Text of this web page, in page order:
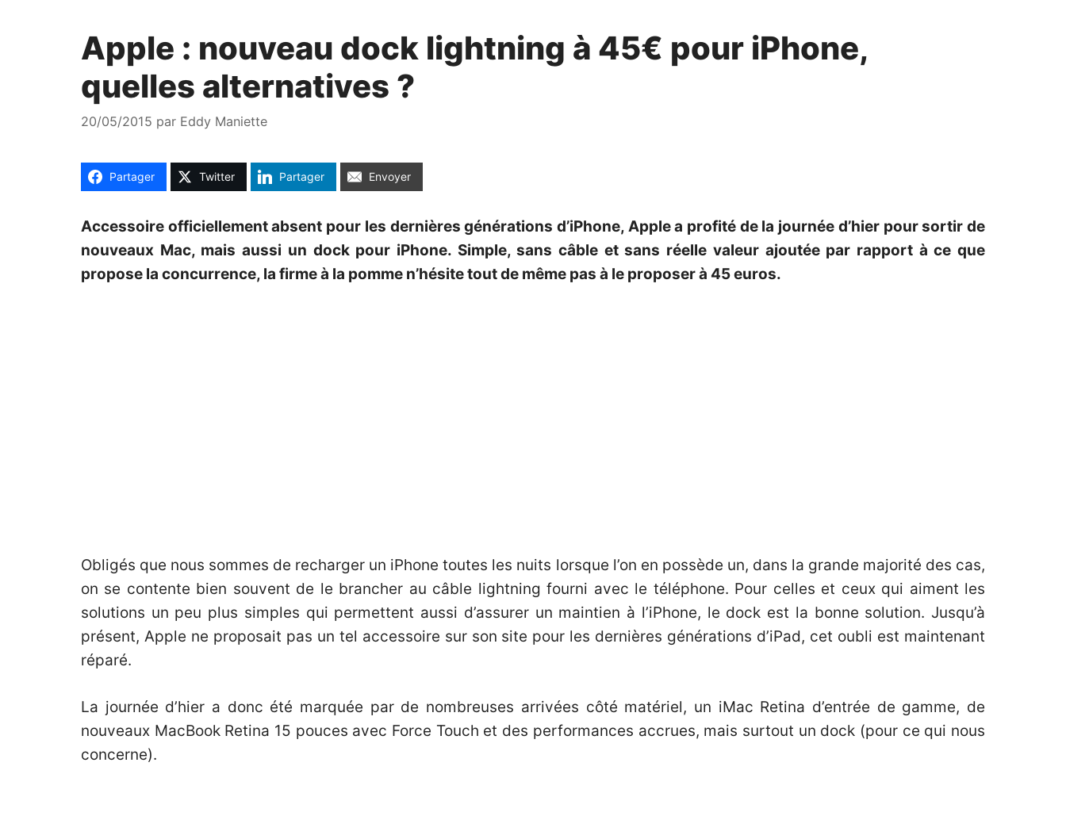
Apple : nouveau dock lightning à 45€ pour iPhone,
quelles alternatives ?
20/05/2015 par Eddy Maniette
Partager Twitter Partager Envoyer
Accessoire officiellement absent pour les dernières générations d’iPhone, Apple a profité de la journée d’hier pour sortir de
nouveaux Mac, mais aussi un dock pour iPhone. Simple, sans câble et sans réelle valeur ajoutée par rapport à ce que
propose la concurrence, la firme à la pomme n’hésite tout de même pas à le proposer à 45 euros.
Obligés que nous sommes de recharger un iPhone toutes les nuits lorsque l’on en possède un, dans la grande majorité des cas,
on se contente bien souvent de le brancher au câble lightning fourni avec le téléphone. Pour celles et ceux qui aiment les
solutions un peu plus simples qui permettent aussi d’assurer un maintien à l’iPhone, le dock est la bonne solution. Jusqu’à
présent, Apple ne proposait pas un tel accessoire sur son site pour les dernières générations d’iPad, cet oubli est maintenant
réparé.
La journée d’hier a donc été marquée par de nombreuses arrivées côté matériel, un iMac Retina d’entrée de gamme, de
nouveaux MacBook Retina 15 pouces avec Force Touch et des performances accrues, mais surtout un dock (pour ce qui nous
concerne).